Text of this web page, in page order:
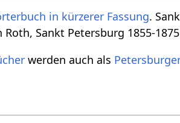
in kürzerer Fassung.
Sankt Petersburg 1855-1875
werden auch als